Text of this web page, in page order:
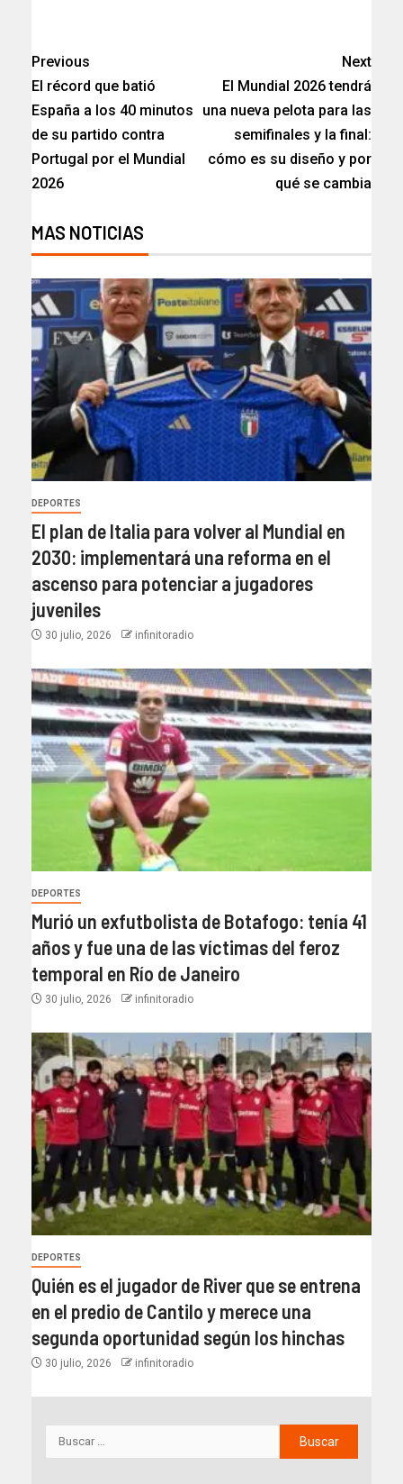
Previous
El récord que batió
España a los 40 minutos
de su partido contra
Portugal por el Mundial
2026
Next
El Mundial 2026 tendrá
una nueva pelota para las
semifinales y la final:
cómo es su diseño y por
qué se cambia
MAS NOTICIAS
DEPORTES
El plan de Italia para volver al Mundial en
2030: implementará una reforma en el
ascenso para potenciar a jugadores
juveniles
30 julio, 2026 infinitoradio
DEPORTES
Murió un exfutbolista de Botafogo: tenía 41
años y fue una de las víctimas del feroz
temporal en Río de Janeiro
30 julio, 2026 infinitoradio
DEPORTES
Quién es el jugador de River que se entrena
en el predio de Cantilo y merece una
segunda oportunidad según los hinchas
30 julio, 2026 infinitoradio